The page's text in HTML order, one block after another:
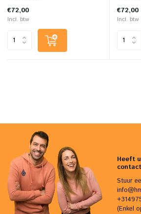
€72,00
Incl. btw
€72,00
Incl. btw
Heeft
Stuur
(Enkel